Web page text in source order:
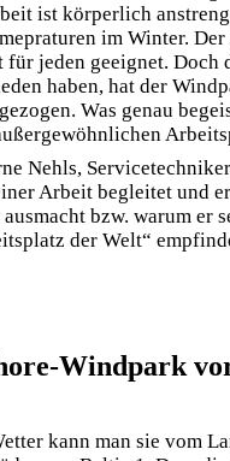
ist körperlich
im Winter.
für jeden geeignet. Doch
haben, hat der
Was genau
Nehls,
Arbeit begleitet und
bzw. warum er
der Welt“
Windpark
kann man sie vom